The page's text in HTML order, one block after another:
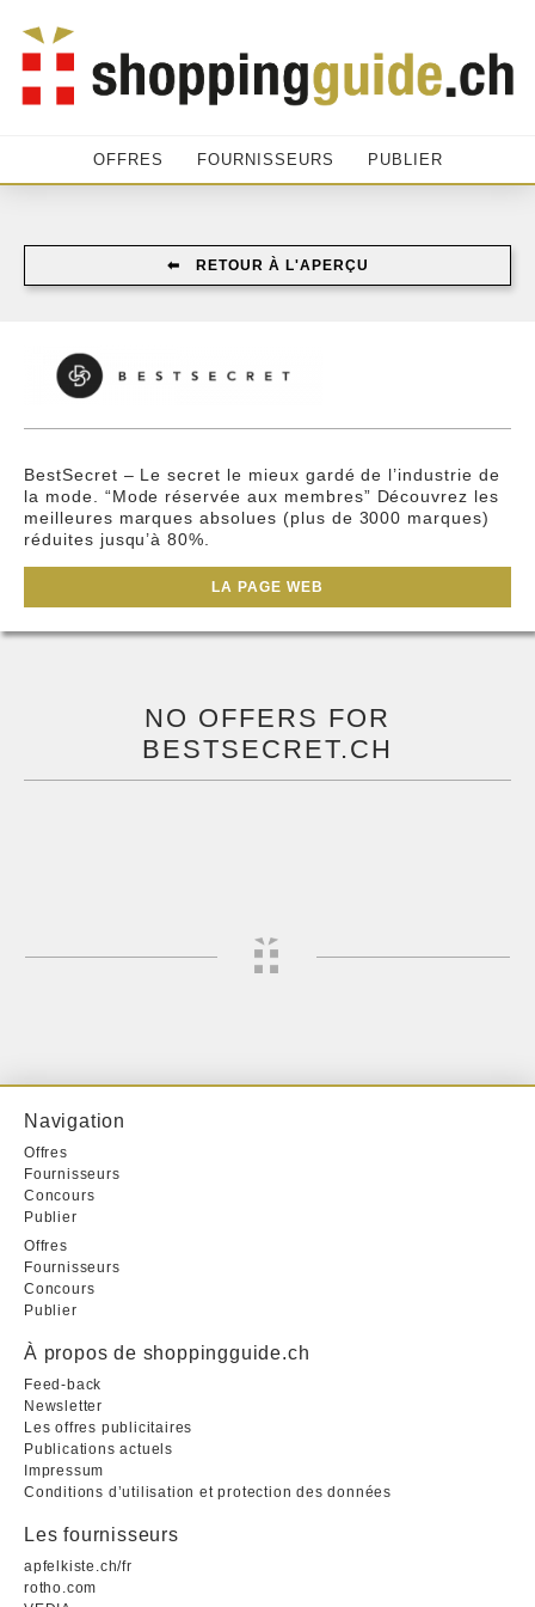
OFFRES FOURNISSEURS PUBLIER
⬅︎ RETOUR À L'APERÇU
BestSecret – Le secret le mieux gardé de l’industrie de
la mode. “Mode réservée aux membres” Découvrez les
meilleures marques absolues (plus de 3000 marques)
réduites jusqu’à 80%.
LA PAGE WEB
NO OFFERS FOR
BESTSECRET.CH
Navigation
Offres
Fournisseurs
Concours
Publier
Offres
Fournisseurs
Concours
Publier
À propos de shoppingguide.ch
Feed-back
Newsletter
Les offres publicitaires
Publications actuels
Impressum
Conditions d’utilisation et protection des données
Les fournisseurs
apfelkiste.ch/fr
rotho.com